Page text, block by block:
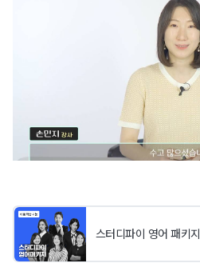
스터디파이 영어 패키지